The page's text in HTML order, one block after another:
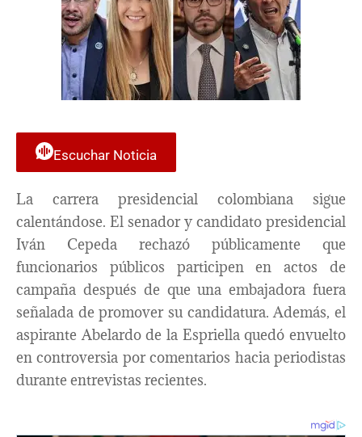
Escuchar Noticia
La carrera presidencial colombiana sigue
calentándose. El senador y candidato presidencial
Iván Cepeda rechazó públicamente que
funcionarios públicos participen en actos de
campaña después de que una embajadora fuera
señalada de promover su candidatura. Además, el
aspirante Abelardo de la Espriella quedó envuelto
en controversia por comentarios hacia periodistas
durante entrevistas recientes.